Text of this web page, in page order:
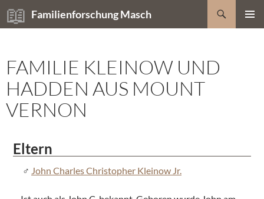
Zum
Inhalt
Familienforschung Masch
Suchen
FAMILIE KLEINOW UND
HADDEN AUS MOUNT
VERNON
Eltern
John Charles Christopher Kleinow Jr.